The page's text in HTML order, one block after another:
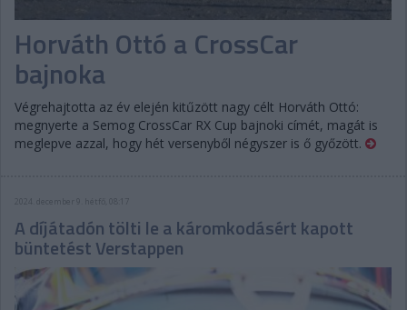
Horváth Ottó a CrossCar
bajnoka
Végrehajtotta az év elején kitűzött nagy célt Horváth Ottó:
megnyerte a Semog CrossCar RX Cup bajnoki címét, magát is
meglepve azzal, hogy hét versenyből négyszer is ő győzött.
2024. december 9. hétfő, 08:17
A díjátadón tölti le a káromkodásért kapott
büntetést Verstappen